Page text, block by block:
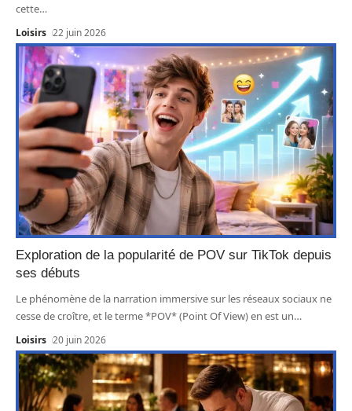
cette…
Loisirs 22 juin 2026
Exploration de la popularité de POV sur TikTok depuis
ses débuts
Le phénomène de la narration immersive sur les réseaux sociaux ne
cesse de croître, et le terme *POV* (Point Of View) en est un…
Loisirs 20 juin 2026